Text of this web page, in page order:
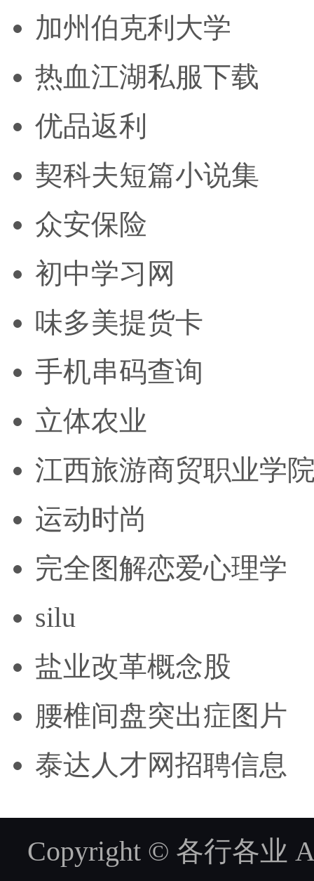
加州伯克利大学
热血江湖私服下载
优品返利
契科夫短篇小说集
众安保险
初中学习网
味多美提货卡
手机串码查询
立体农业
江西旅游商贸职业学
运动时尚
完全图解恋爱心理学
silu
盐业改革概念股
腰椎间盘突出症图片
泰达人才网招聘信息
Copyright © 各行各业